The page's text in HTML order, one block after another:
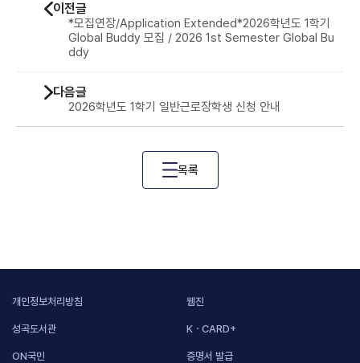
이전글
*모집연장/Application Extended*2026학년도 1학기
Global Buddy 모집 / 2026 1st Semester Global Bu
ddy
목록
2026학년도 1학기 일반근로장학생 신청 안내
다음글
개인정보처리방침 웹진
성곡도서관 KㆍCARD+
ON국민 증명서 발급